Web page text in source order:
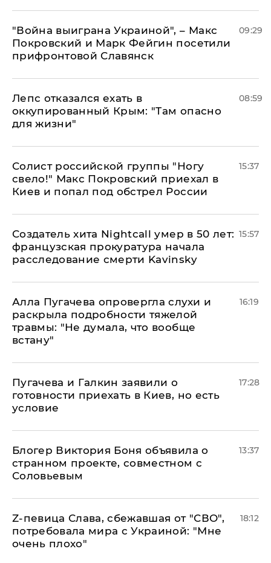
"Война выиграна Украиной", – Макс
Покровский и Марк Фейгин посетили
прифронтовой Славянск
09:29
Лепс отказался ехать в
оккупированный Крым: "Там опасно
для жизни"
08:59
Солист российской группы "Ногу
свело!" Макс Покровский приехал в
Киев и попал под обстрел России
15:37
Создатель хита Nightcall умер в 50 лет:
французская прокуратура начала
расследование смерти Kavinsky
15:57
Алла Пугачева опровергла слухи и
раскрыла подробности тяжелой
травмы: "Не думала, что вообще
встану"
16:19
Пугачева и Галкин заявили о
готовности приехать в Киев, но есть
условие
17:28
Блогер Виктория Боня объявила о
странном проекте, совместном с
Соловьевым
13:37
Z-певица Слава, сбежавшая от "СВО",
потребовала мира с Украиной: "Мне
очень плохо"
18:12